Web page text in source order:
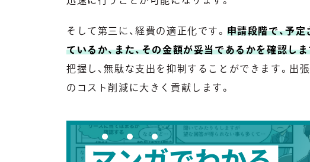
そして第三に、経費の適正化です。 申請段階で、予
ているか、また、その金額が妥当であるかを確認しま
把握し、無駄な支出を抑制することができます。出
のコスト削減に大きく貢献します。